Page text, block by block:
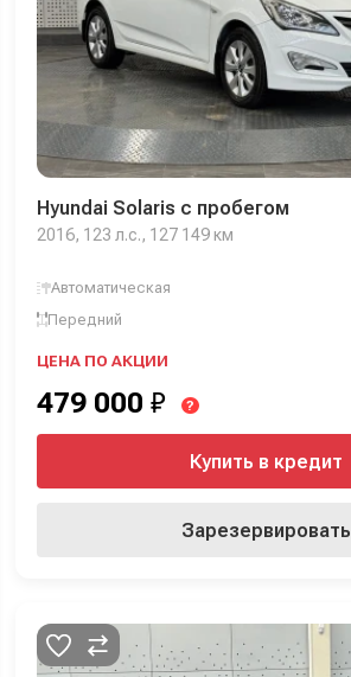
Hyundai Solaris с пробегом
2016, 123 л.с., 127 149 км
Автоматическая
Передний
ЦЕНА ПО АКЦИИ
479 000 ₽ ?
Купить в кредит
Зарезервировать